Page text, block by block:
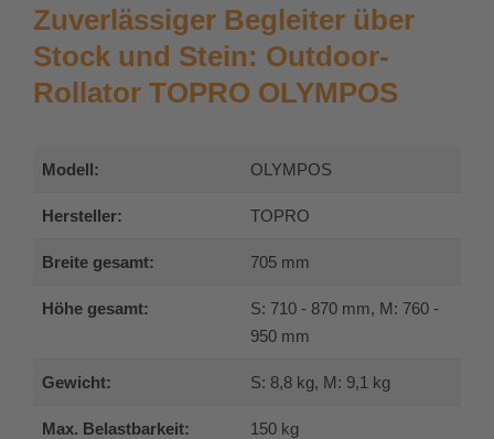
Zuverlässiger Begleiter über
Stock und Stein: Outdoor-
Rollator TOPRO OLYMPOS
Modell: OLYMPOS
Hersteller: TOPRO
Breite gesamt: 705 mm
Höhe gesamt:
S: 710 - 870 mm, M: 760 -
950 mm
Gewicht: S: 8,8 kg, M: 9,1 kg
Max. Belastbarkeit: 150 kg